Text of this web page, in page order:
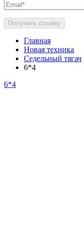
Получить ссылку
Главная
Новая техника
Седельный тягач
6*4
6*4